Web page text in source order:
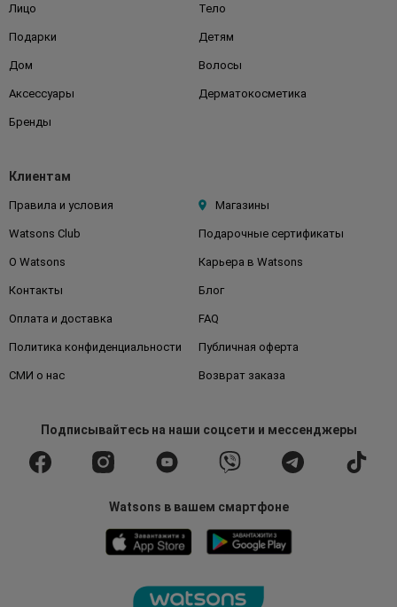
Лицо Тело
Подарки Детям
Дом Волосы
Аксессуары Дерматокосметика
Бренды
Клиентам
Правила и условия Магазины
Watsons Club Подарочные сертификаты
О Watsons Карьера в Watsons
Контакты Блог
Оплата и доставка FAQ
Политика конфиденциальности Публичная оферта
СМИ о нас Возврат заказа
Подписывайтесьна наши соцсети и мессенджеры
Watsons в вашем смартфоне